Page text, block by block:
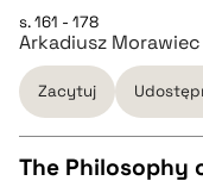
pobierz cytat
CZYSTY TEKST
pobierz cytat
BIBTEX
s. 161 - 178
Arkadiusz Morawiec
Zacytuj
The Philosophy